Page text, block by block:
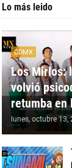
Lo más leido
CDMX
Los Mirlos:
volvió
retumba en
lunes, octubre 13,